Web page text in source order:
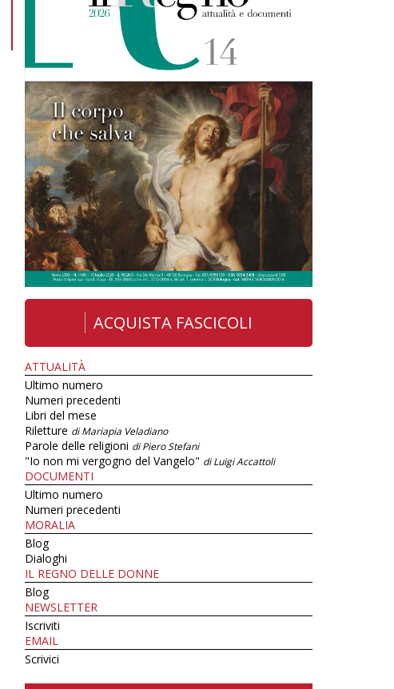
ACQUISTA FASCICOLI
ATTUALITÀ
Ultimo numero
Numeri precedenti
Libri del mese
Riletture di Mariapia Veladiano
Parole delle religioni di Piero Stefani
"Io non mi vergogno del Vangelo" di Luigi Accattoli
DOCUMENTI
Ultimo numero
Numeri precedenti
MORALIA
Blog
Dialoghi
IL REGNO DELLE DONNE
Blog
NEWSLETTER
Iscriviti
EMAIL
Scrivici